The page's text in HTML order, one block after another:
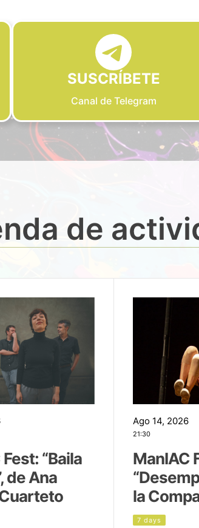
SUSCRÍBETE
Canal de Telegram
de
“Baila
de Ana
Ago 14, 2026
21:30
ManIAC
la
7 days